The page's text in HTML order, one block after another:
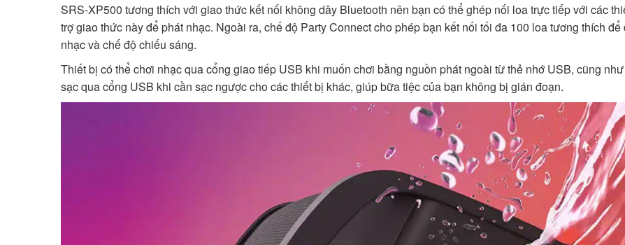
SRS-XP500 tương thích với giao thức kết nối không dây Bluetooth nên bạn có thể ghép nối loa trực tiếp với các
trợ giao thức này để phát nhạc. Ngoài ra, chế độ Party Connect cho phép bạn kết nối tối đa 100 loa tương thích để
nhạc và chế độ chiếu sáng.
Thiết bị có thể chơi nhạc qua cổng giao tiếp USB khi muốn chơi bằng nguồn phát ngoài từ thẻ nhớ USB, cũng
sạc qua cổng USB khi cần sạc ngược cho các thiết bị khác, giúp bữa tiệc của bạn không bị gián đoạn.